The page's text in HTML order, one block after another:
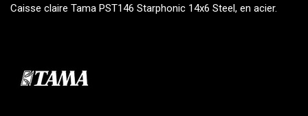
Caisse claire Tama PST146 Starphonic 14x6 Steel, en acier.